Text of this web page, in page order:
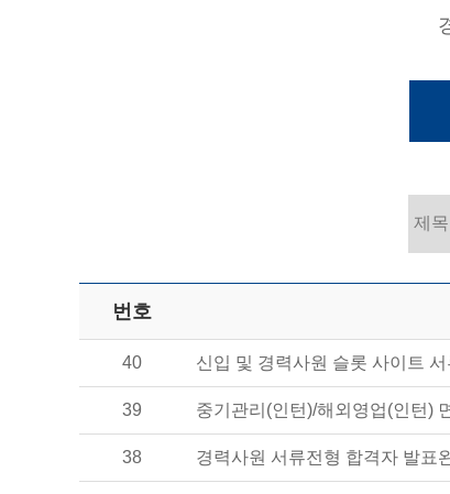
번호
40 신입 및 경력사원 슬롯 사이트
39 중기관리(인턴)/해외영업(인턴)
38 경력사원 서류전형 합격자 발표